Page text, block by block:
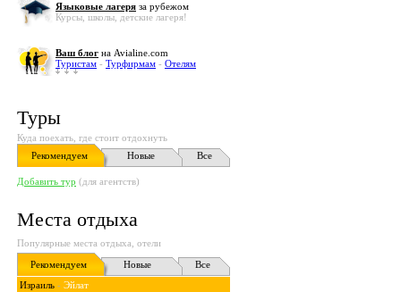
Языковые лагеря за рубежом
Курсы, школы, детские лагеря!
Ваш блог на Avialine.com
Туристам - Турфирмам - Отелям
Туры
Куда поехать, где стоит отдохнуть
Рекомендуем
Новые Все
Добавить тур (для агентств)
Места отдыха
Популярные места отдыха, отели
Рекомендуем
Новые
Все
Израиль - Эйлат